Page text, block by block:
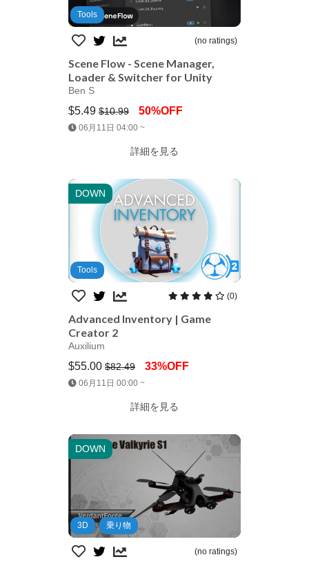
Tools
(no ratings)
Scene Flow - Scene Manager,
Loader & Switcher for Unity
Ben S
$5.49 $10.99 50%OFF
06月11日 04:00 ~
詳細を見る
DOWN
Jump AssetStore
Tools
(0)
Advanced Inventory | Game
Creator 2
Auxilium
$55.00 $82.49 33%OFF
06月11日 00:00 ~
詳細を見る
DOWN
Jump AssetStore
3D 乗り物
(no ratings)